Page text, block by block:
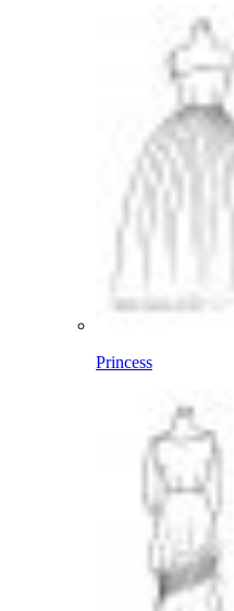
Princess